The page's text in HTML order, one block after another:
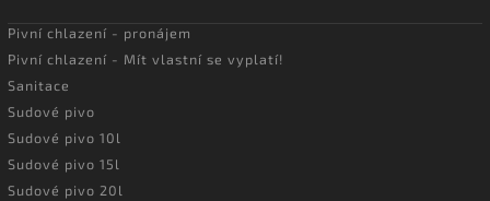
Pivní chlazení - pronájem
Pivní chlazení - Mít vlastní se vyplatí!
Sanitace
Sudové pivo
Sudové pivo 10l
Sudové pivo 15l
Sudové pivo 20l